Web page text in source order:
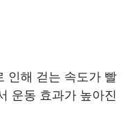
인해 걷는 속도가 빨
운동 효과가 높아진